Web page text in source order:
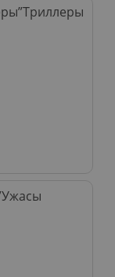
Триллеры
Ужасы